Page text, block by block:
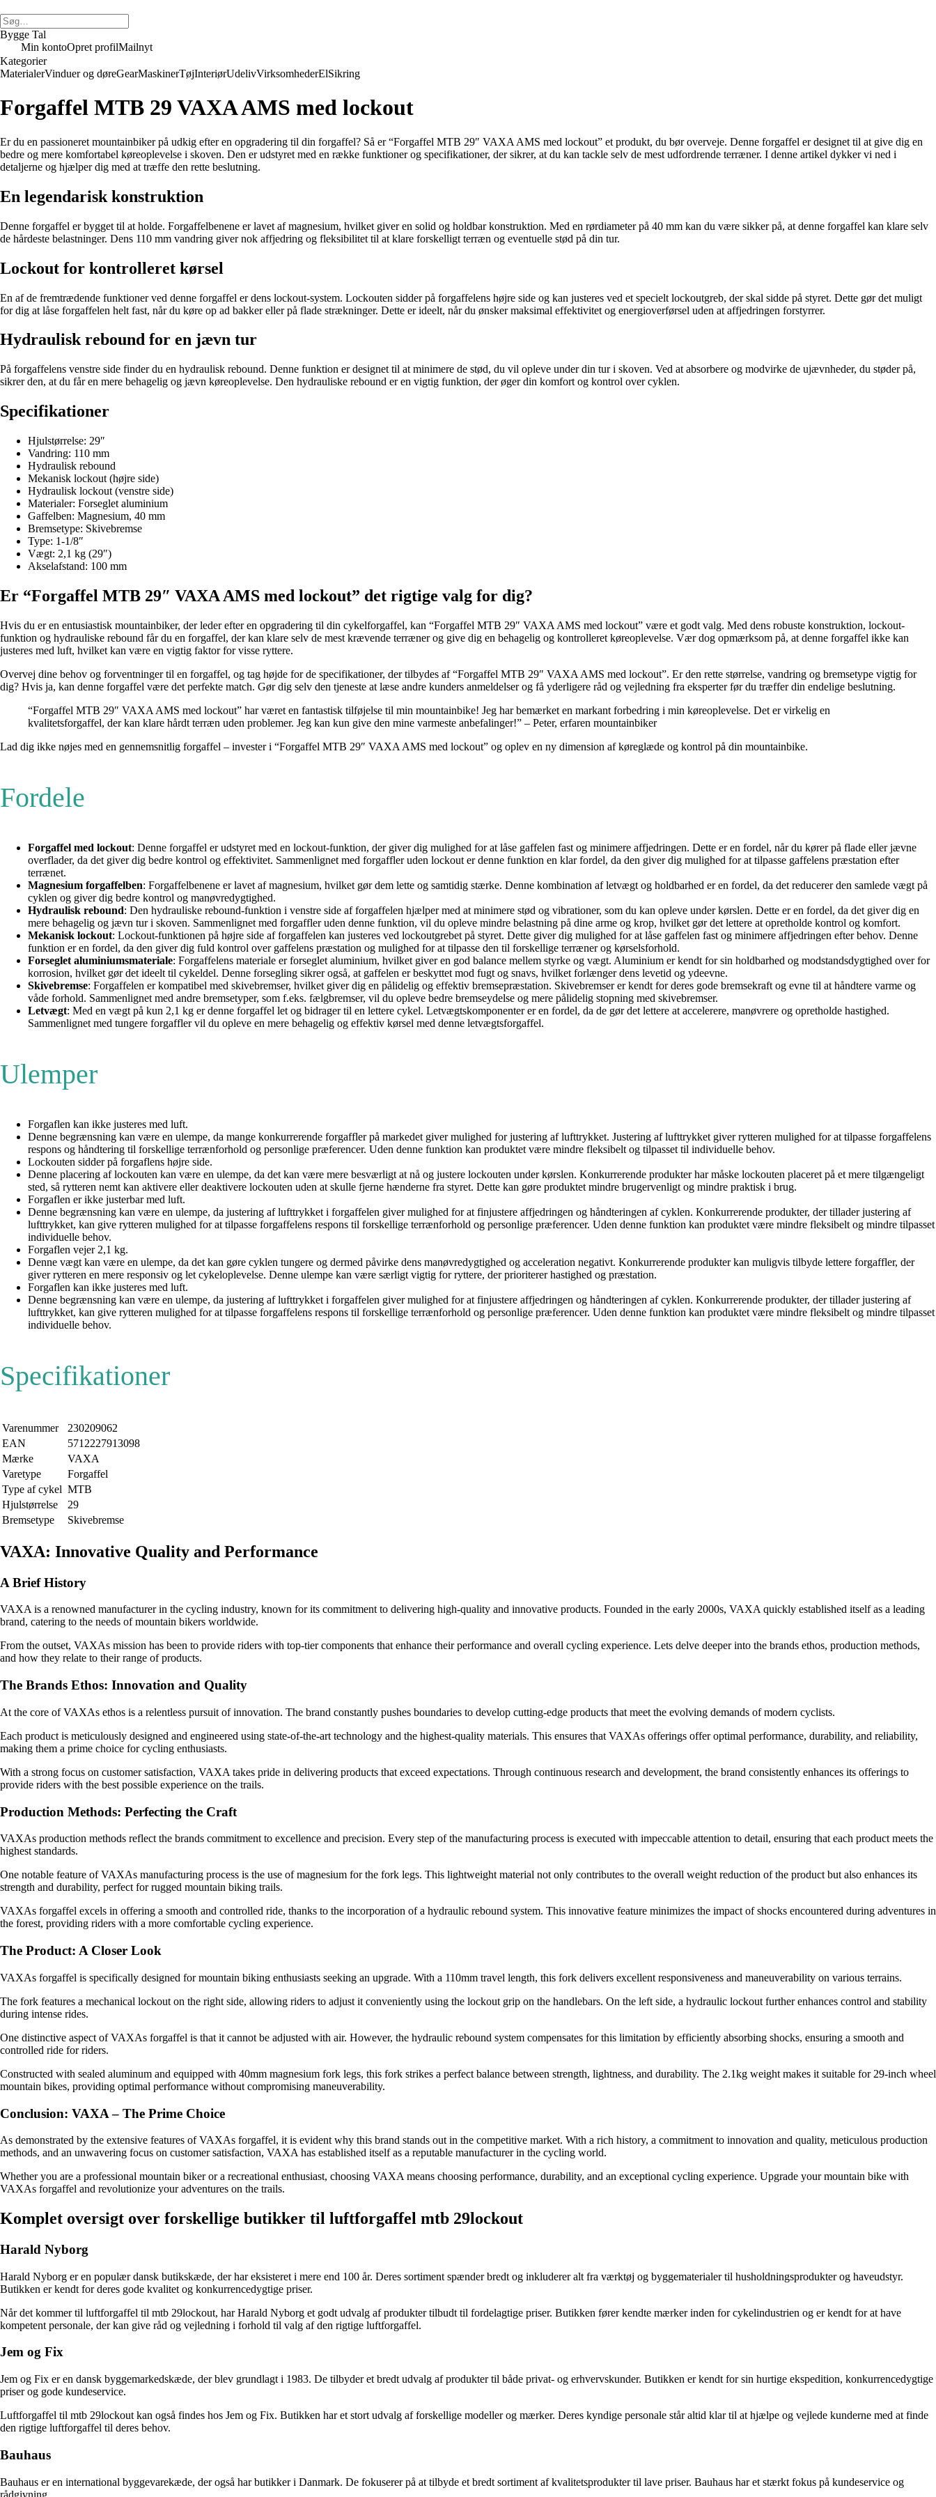
Bygge Tal
Min kontoOpret profilMailnyt
Kategorier
MaterialerVinduer og døreGearMaskinerTøjInteriørUdelivVirksomhederElSikring
Forgaffel MTB 29 VAXA AMS med lockout
Er du en passioneret mountainbiker på udkig efter en opgradering til din forgaffel? Så er “Forgaffel MTB 29″ VAXA AMS med lockout” et produkt, du bør overveje. Denne forgaffel er designet til at give dig en
bedre og mere komfortabel køreoplevelse i skoven. Den er udstyret med en række funktioner og specifikationer, der sikrer, at du kan tackle selv de mest udfordrende terræner. I denne artikel dykker vi ned i
detaljerne og hjælper dig med at træffe den rette beslutning.
En legendarisk konstruktion
Denne forgaffel er bygget til at holde. Forgaffelbenene er lavet af magnesium, hvilket giver en solid og holdbar konstruktion. Med en rørdiameter på 40 mm kan du være sikker på, at denne forgaffel kan klare selv
de hårdeste belastninger. Dens 110 mm vandring giver nok affjedring og fleksibilitet til at klare forskelligt terræn og eventuelle stød på din tur.
Lockout for kontrolleret kørsel
En af de fremtrædende funktioner ved denne forgaffel er dens lockout-system. Lockouten sidder på forgaffelens højre side og kan justeres ved et specielt lockoutgreb, der skal sidde på styret. Dette gør det muligt
for dig at låse forgaffelen helt fast, når du køre op ad bakker eller på flade strækninger. Dette er ideelt, når du ønsker maksimal effektivitet og energioverførsel uden at affjedringen forstyrrer.
Hydraulisk rebound for en jævn tur
På forgaffelens venstre side finder du en hydraulisk rebound. Denne funktion er designet til at minimere de stød, du vil opleve under din tur i skoven. Ved at absorbere og modvirke de ujævnheder, du støder på,
sikrer den, at du får en mere behagelig og jævn køreoplevelse. Den hydrauliske rebound er en vigtig funktion, der øger din komfort og kontrol over cyklen.
Specifikationer
Hjulstørrelse: 29″
Vandring: 110 mm
Hydraulisk rebound
Mekanisk lockout (højre side)
Hydraulisk lockout (venstre side)
Materialer: Forseglet aluminium
Gaffelben: Magnesium, 40 mm
Bremsetype: Skivebremse
Type: 1-1/8″
Vægt: 2,1 kg (29″)
Akselafstand: 100 mm
Er “Forgaffel MTB 29″ VAXA AMS med lockout” det rigtige valg for dig?
Hvis du er en entusiastisk mountainbiker, der leder efter en opgradering til din cykelforgaffel, kan “Forgaffel MTB 29″ VAXA AMS med lockout” være et godt valg. Med dens robuste konstruktion, lockout-
funktion og hydrauliske rebound får du en forgaffel, der kan klare selv de mest krævende terræner og give dig en behagelig og kontrolleret køreoplevelse. Vær dog opmærksom på, at denne forgaffel ikke kan
justeres med luft, hvilket kan være en vigtig faktor for visse ryttere.
Overvej dine behov og forventninger til en forgaffel, og tag højde for de specifikationer, der tilbydes af “Forgaffel MTB 29″ VAXA AMS med lockout”. Er den rette størrelse, vandring og bremsetype vigtig for
dig? Hvis ja, kan denne forgaffel være det perfekte match. Gør dig selv den tjeneste at læse andre kunders anmeldelser og få yderligere råd og vejledning fra eksperter før du træffer din endelige beslutning.
“Forgaffel MTB 29″ VAXA AMS med lockout” har været en fantastisk tilføjelse til min mountainbike! Jeg har bemærket en markant forbedring i min køreoplevelse. Det er virkelig en
kvalitetsforgaffel, der kan klare hårdt terræn uden problemer. Jeg kan kun give den mine varmeste anbefalinger!” – Peter, erfaren mountainbiker
Lad dig ikke nøjes med en gennemsnitlig forgaffel – invester i “Forgaffel MTB 29″ VAXA AMS med lockout” og oplev en ny dimension af køreglæde og kontrol på din mountainbike.
Fordele
Forgaffel med lockout: Denne forgaffel er udstyret med en lockout-funktion, der giver dig mulighed for at låse gaffelen fast og minimere affjedringen. Dette er en fordel, når du kører på flade eller jævne
overflader, da det giver dig bedre kontrol og effektivitet. Sammenlignet med forgaffler uden lockout er denne funktion en klar fordel, da den giver dig mulighed for at tilpasse gaffelens præstation efter
terrænet.
Magnesium forgaffelben: Forgaffelbenene er lavet af magnesium, hvilket gør dem lette og samtidig stærke. Denne kombination af letvægt og holdbarhed er en fordel, da det reducerer den samlede vægt på
cyklen og giver dig bedre kontrol og manøvredygtighed.
Hydraulisk rebound: Den hydrauliske rebound-funktion i venstre side af forgaffelen hjælper med at minimere stød og vibrationer, som du kan opleve under kørslen. Dette er en fordel, da det giver dig en
mere behagelig og jævn tur i skoven. Sammenlignet med forgaffler uden denne funktion, vil du opleve mindre belastning på dine arme og krop, hvilket gør det lettere at opretholde kontrol og komfort.
Mekanisk lockout: Lockout-funktionen på højre side af forgaffelen kan justeres ved lockoutgrebet på styret. Dette giver dig mulighed for at låse gaffelen fast og minimere affjedringen efter behov. Denne
funktion er en fordel, da den giver dig fuld kontrol over gaffelens præstation og mulighed for at tilpasse den til forskellige terræner og kørselsforhold.
Forseglet aluminiumsmateriale: Forgaffelens materiale er forseglet aluminium, hvilket giver en god balance mellem styrke og vægt. Aluminium er kendt for sin holdbarhed og modstandsdygtighed over for
korrosion, hvilket gør det ideelt til cykeldel. Denne forsegling sikrer også, at gaffelen er beskyttet mod fugt og snavs, hvilket forlænger dens levetid og ydeevne.
Skivebremse: Forgaffelen er kompatibel med skivebremser, hvilket giver dig en pålidelig og effektiv bremsepræstation. Skivebremser er kendt for deres gode bremsekraft og evne til at håndtere varme og
våde forhold. Sammenlignet med andre bremsetyper, som f.eks. fælgbremser, vil du opleve bedre bremseydelse og mere pålidelig stopning med skivebremser.
Letvægt: Med en vægt på kun 2,1 kg er denne forgaffel let og bidrager til en lettere cykel. Letvægtskomponenter er en fordel, da de gør det lettere at accelerere, manøvrere og opretholde hastighed.
Sammenlignet med tungere forgaffler vil du opleve en mere behagelig og effektiv kørsel med denne letvægtsforgaffel.
Ulemper
Forgaflen kan ikke justeres med luft.
Denne begrænsning kan være en ulempe, da mange konkurrerende forgaffler på markedet giver mulighed for justering af lufttrykket. Justering af lufttrykket giver rytteren mulighed for at tilpasse forgaffelens
respons og håndtering til forskellige terrænforhold og personlige præferencer. Uden denne funktion kan produktet være mindre fleksibelt og tilpasset til individuelle behov.
Lockouten sidder på forgaflens højre side.
Denne placering af lockouten kan være en ulempe, da det kan være mere besværligt at nå og justere lockouten under kørslen. Konkurrerende produkter har måske lockouten placeret på et mere tilgængeligt
sted, så rytteren nemt kan aktivere eller deaktivere lockouten uden at skulle fjerne hænderne fra styret. Dette kan gøre produktet mindre brugervenligt og mindre praktisk i brug.
Forgaflen er ikke justerbar med luft.
Denne begrænsning kan være en ulempe, da justering af lufttrykket i forgaffelen giver mulighed for at finjustere affjedringen og håndteringen af ​​cyklen. Konkurrerende produkter, der tillader justering af
lufttrykket, kan give rytteren mulighed for at tilpasse forgaffelens respons til forskellige terrænforhold og personlige præferencer. Uden denne funktion kan produktet være mindre fleksibelt og mindre tilpasset
individuelle behov.
Forgaflen vejer 2,1 kg.
Denne vægt kan være en ulempe, da det kan gøre cyklen tungere og dermed påvirke dens manøvredygtighed og acceleration negativt. Konkurrerende produkter kan muligvis tilbyde lettere forgaffler, der
giver rytteren en mere responsiv og let cykeloplevelse. Denne ulempe kan være særligt vigtig for ryttere, der prioriterer hastighed og præstation.
Forgaflen kan ikke justeres med luft.
Denne begrænsning kan være en ulempe, da justering af lufttrykket i forgaffelen giver mulighed for at finjustere affjedringen og håndteringen af ​​cyklen. Konkurrerende produkter, der tillader justering af
lufttrykket, kan give rytteren mulighed for at tilpasse forgaffelens respons til forskellige terrænforhold og personlige præferencer. Uden denne funktion kan produktet være mindre fleksibelt og mindre tilpasset
individuelle behov.
Specifikationer
Varenummer
230209062
EAN
5712227913098
Mærke
VAXA
Varetype
Forgaffel
Type af cykel MTB
Hjulstørrelse
29
Bremsetype
Skivebremse
VAXA: Innovative Quality and Performance
A Brief History
VAXA is a renowned manufacturer in the cycling industry, known for its commitment to delivering high-quality and innovative products. Founded in the early 2000s, VAXA quickly established itself as a leading
brand, catering to the needs of mountain bikers worldwide.
From the outset, VAXAs mission has been to provide riders with top-tier components that enhance their performance and overall cycling experience. Lets delve deeper into the brands ethos, production methods,
and how they relate to their range of products.
The Brands Ethos: Innovation and Quality
At the core of VAXAs ethos is a relentless pursuit of innovation. The brand constantly pushes boundaries to develop cutting-edge products that meet the evolving demands of modern cyclists.
Each product is meticulously designed and engineered using state-of-the-art technology and the highest-quality materials. This ensures that VAXAs offerings offer optimal performance, durability, and reliability,
making them a prime choice for cycling enthusiasts.
With a strong focus on customer satisfaction, VAXA takes pride in delivering products that exceed expectations. Through continuous research and development, the brand consistently enhances its offerings to
provide riders with the best possible experience on the trails.
Production Methods: Perfecting the Craft
VAXAs production methods reflect the brands commitment to excellence and precision. Every step of the manufacturing process is executed with impeccable attention to detail, ensuring that each product meets the
highest standards.
One notable feature of VAXAs manufacturing process is the use of magnesium for the fork legs. This lightweight material not only contributes to the overall weight reduction of the product but also enhances its
strength and durability, perfect for rugged mountain biking trails.
VAXAs forgaffel excels in offering a smooth and controlled ride, thanks to the incorporation of a hydraulic rebound system. This innovative feature minimizes the impact of shocks encountered during adventures in
the forest, providing riders with a more comfortable cycling experience.
The Product: A Closer Look
VAXAs forgaffel is specifically designed for mountain biking enthusiasts seeking an upgrade. With a 110mm travel length, this fork delivers excellent responsiveness and maneuverability on various terrains.
The fork features a mechanical lockout on the right side, allowing riders to adjust it conveniently using the lockout grip on the handlebars. On the left side, a hydraulic lockout further enhances control and stability
during intense rides.
One distinctive aspect of VAXAs forgaffel is that it cannot be adjusted with air. However, the hydraulic rebound system compensates for this limitation by efficiently absorbing shocks, ensuring a smooth and
controlled ride for riders.
Constructed with sealed aluminum and equipped with 40mm magnesium fork legs, this fork strikes a perfect balance between strength, lightness, and durability. The 2.1kg weight makes it suitable for 29-inch wheel
mountain bikes, providing optimal performance without compromising maneuverability.
Conclusion: VAXA – The Prime Choice
As demonstrated by the extensive features of VAXAs forgaffel, it is evident why this brand stands out in the competitive market. With a rich history, a commitment to innovation and quality, meticulous production
methods, and an unwavering focus on customer satisfaction, VAXA has established itself as a reputable manufacturer in the cycling world.
Whether you are a professional mountain biker or a recreational enthusiast, choosing VAXA means choosing performance, durability, and an exceptional cycling experience. Upgrade your mountain bike with
VAXAs forgaffel and revolutionize your adventures on the trails.
Komplet oversigt over forskellige butikker til luftforgaffel mtb 29lockout
Harald Nyborg
Harald Nyborg er en populær dansk butikskæde, der har eksisteret i mere end 100 år. Deres sortiment spænder bredt og inkluderer alt fra værktøj og byggematerialer til husholdningsprodukter og haveudstyr.
Butikken er kendt for deres gode kvalitet og konkurrencedygtige priser.
Når det kommer til luftforgaffel til mtb 29lockout, har Harald Nyborg et godt udvalg af produkter tilbudt til fordelagtige priser. Butikken fører kendte mærker inden for cykelindustrien og er kendt for at have
kompetent personale, der kan give råd og vejledning i forhold til valg af den rigtige luftforgaffel.
Jem og Fix
Jem og Fix er en dansk byggemarkedskæde, der blev grundlagt i 1983. De tilbyder et bredt udvalg af produkter til både privat- og erhvervskunder. Butikken er kendt for sin hurtige ekspedition, konkurrencedygtige
priser og gode kundeservice.
Luftforgaffel til mtb 29lockout kan også findes hos Jem og Fix. Butikken har et stort udvalg af forskellige modeller og mærker. Deres kyndige personale står altid klar til at hjælpe og vejlede kunderne med at finde
den rigtige luftforgaffel til deres behov.
Bauhaus
Bauhaus er en international byggevarekæde, der også har butikker i Danmark. De fokuserer på at tilbyde et bredt sortiment af kvalitetsprodukter til lave priser. Bauhaus har et stærkt fokus på kundeservice og
rådgivning.